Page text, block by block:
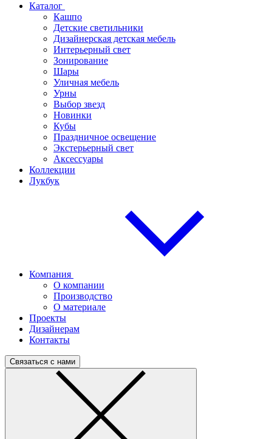
Каталог
Кашпо
Детские светильники
Дизайнерская детская мебель
Интерьерный свет
Зонирование
Шары
Уличная мебель
Урны
Выбор звезд
Новинки
Кубы
Праздничное освещение
Экстерьерный свет
Аксессуары
Коллекции
Лукбук
Компания
О компании
Производство
О материале
Проекты
Дизайнерам
Контакты
Связаться с нами